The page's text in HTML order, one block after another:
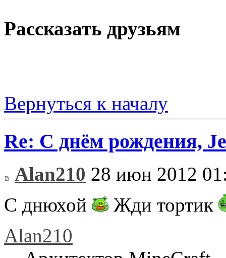
Рассказать друзьям
Вернуться к началу
Re: С днём рождения,
Alan210 28 июн 2012
С днюхой
Жди тортик
Alan210